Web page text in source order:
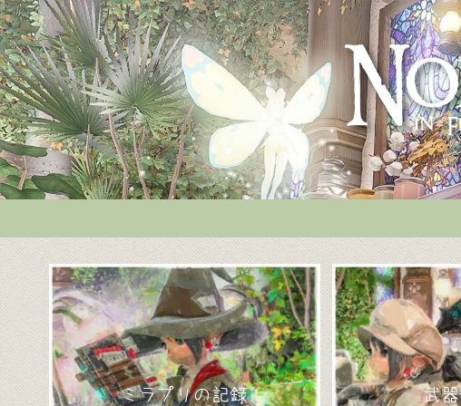
ミラプリの記録 武